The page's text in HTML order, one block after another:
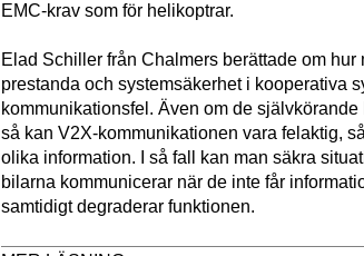
EMC-krav som för helikoptrar.
Elad Schiller från Chalmers berättade om hur
prestanda och systemsäkerhet i kooperativa
kommunikationsfel. Även om de
så kan V2X-kommunikationen vara felaktig,
olika information. I så fall kan man säkra
bilarna kommunicerar när de inte får
samtidigt degraderar funktionen.